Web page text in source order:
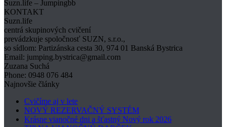
Suzn.life – Jumpingbb
KONTAKT
Suzn.life
centrá skupinových cvičení
prevádzkuje spoločnosť SUZN, s.r.o.,
so sídlom: Partizánska cesta 30, 974 01 Banská Bystrica
Email: jumping.bystrica@gmail.com
Zuzana Suchá
Phone: 0948 076 484
Najnovšie články
Cvičíme aj v lete
NOVÝ REZERVAČNÝ SYSTÉM
Krásne vianočné dni a šťastný Nový rok 2026